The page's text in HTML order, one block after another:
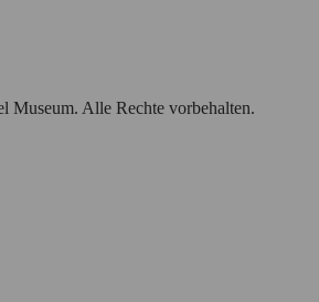
Museum. Alle Rechte vorbehalten.